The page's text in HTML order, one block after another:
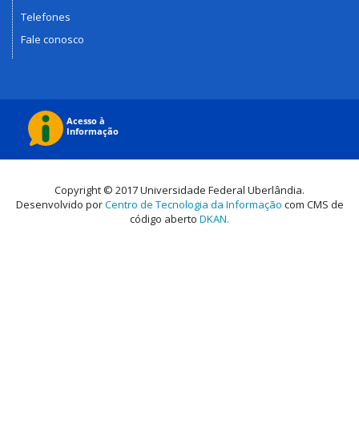
Telefones
Fale conosco
Copyright © 2017 Universidade Federal Uberlândia.
Desenvolvido porCentro de Tecnologia da Informação com CMS de
código aberto DKAN.